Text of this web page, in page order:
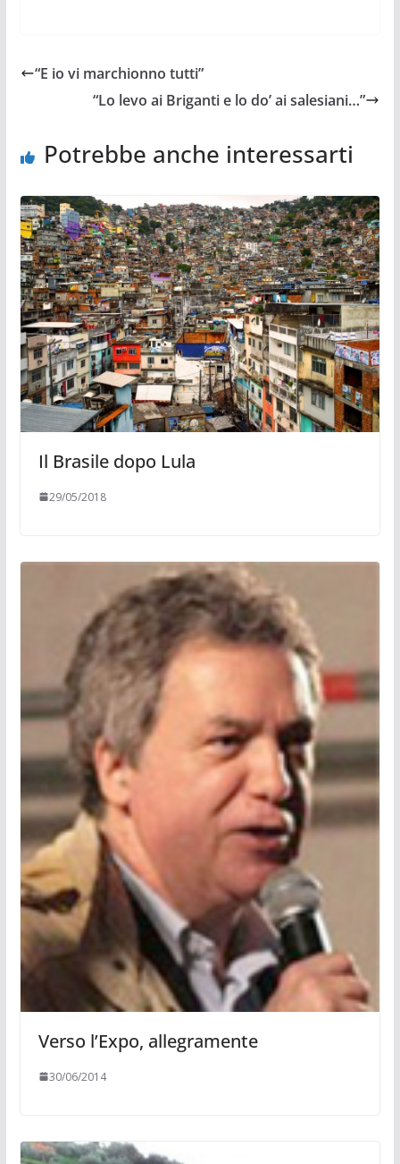
“E io vi marchionno tutti”
“Lo levo ai Briganti e lo do’ ai salesiani…”
Potrebbe anche interessarti
Il Brasile dopo Lula
29/05/2018
Verso l’Expo, allegramente
30/06/2014